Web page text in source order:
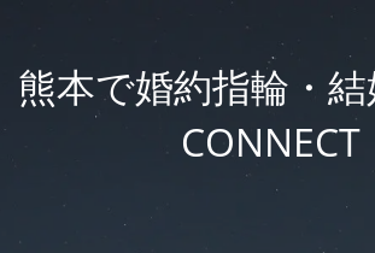
熊本で婚約指輪・
CONNECT